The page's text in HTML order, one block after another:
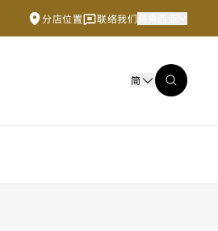
分店位置 联络我们
简